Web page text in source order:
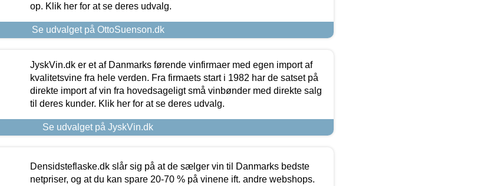
op. Klik her for at se deres udvalg.
Se udvalget på OttoSuenson.dk
JyskVin.dk er et af Danmarks førende vinfirmaer med egen import af
kvalitetsvine fra hele verden. Fra firmaets start i 1982 har de satset på
direkte import af vin fra hovedsageligt små vinbønder med direkte salg
til deres kunder. Klik her for at se deres udvalg.
Se udvalget på JyskVin.dk
Densidsteflaske.dk slår sig på at de sælger vin til Danmarks bedste
netpriser, og at du kan spare 20-70 % på vinene ift. andre webshops.